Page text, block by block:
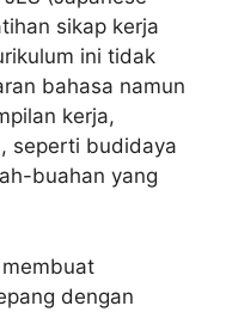
sikap kerja
ini tidak
bahasa namun
kerja,
seperti budidaya
buahan yang
dengan